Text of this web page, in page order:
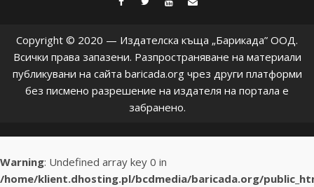
Copyright © 2020 — Издателска къща „Барикада” ООД.
Всички права запазени. Разпространяване на материали
публикувани на сайта baricada.org чрез други платформи
без писмено разрешение на издателя на портала е
забранено.
Warning: Undefined array key 0 in
/home/klient.dhosting.pl/bcdmedia/baricada.org/